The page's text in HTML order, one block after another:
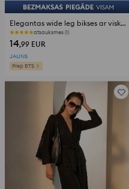
Elegantas wide leg bikses ar viskozes piejaukumu
atsauksmes (1)
14,99 EUR
JAUNS
Prep BTS